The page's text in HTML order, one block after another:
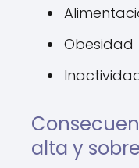
Obesidad
alta y